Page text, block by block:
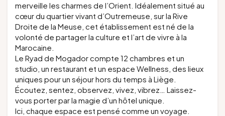
merveille les charmes de l’Orient. Idéalement situé au
cœur du quartier vivant d’Outremeuse, sur la Rive
Droite de la Meuse, cet établissement est né de la
volonté de partager la culture et l’art de vivre à la
Marocaine.
Le Ryad de Mogador compte 12 chambres et un
studio, un restaurant et un espace Wellness, des lieux
uniques pour un séjour hors du temps à Liège.
Écoutez, sentez, observez, vivez, vibrez… Laissez-
vous porter par la magie d’un hôtel unique.
Ici, chaque espace est pensé comme un voyage.